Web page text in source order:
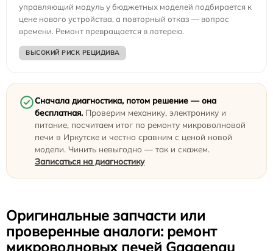
управляющий модуль у бюджетных моделей подбирается к
цене нового устройства, а повторный отказ — вопрос
времени. Ремонт превращается в лотерею.
ВЫСОКИЙ РИСК РЕЦИДИВА
Сначала диагностика, потом решение — она
бесплатная. Проверим механику, электронику и
питание, посчитаем итог по ремонту микроволновой
печи в Иркутске и честно сравним с ценой новой
модели. Чинить невыгодно — так и скажем.
Записаться на диагностику
Оригинальные запчасти или
проверенные аналоги: ремонт
микроволновых печей Gaggenau